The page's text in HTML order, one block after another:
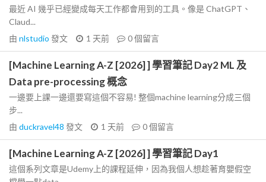
最近 AI 幾乎已經變成每天工作都會用到的工具。像是 ChatGPT、
Claud...
由 nlstudio 發文 1 天前 0個留言
[Machine Learning A-Z [2026] ] 學習筆記 Day2 ML 及
Data pre-processing 概念
一邊要上課一邊還要寫這個不容易! 整個machine learning分成三個
步...
由 duckravel48 發文 1 天前 0個留言
[Machine Learning A-Z [2026] ] 學習筆記 Day1
這個系列文章是Udemy上的課程延伸，因為我個人想趁著育嬰假空